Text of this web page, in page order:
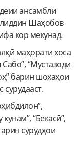
ансамбли
Шаҳобов
кор мекунад.
маҳорати хоса
“Мустазоди
барин шохаҳои
“Бекасӣ”,
сурудҳои